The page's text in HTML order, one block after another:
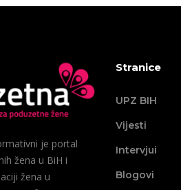
je portal
žena u BiH i
žena u
Stranice
UPZ BIH
Vijesti
Intervjui
Blogovi